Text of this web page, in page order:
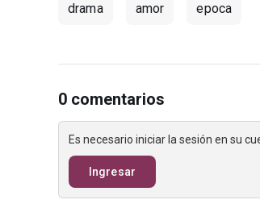
drama amor epoca
0 comentarios
Es necesario iniciar la sesión en su
Ingresar